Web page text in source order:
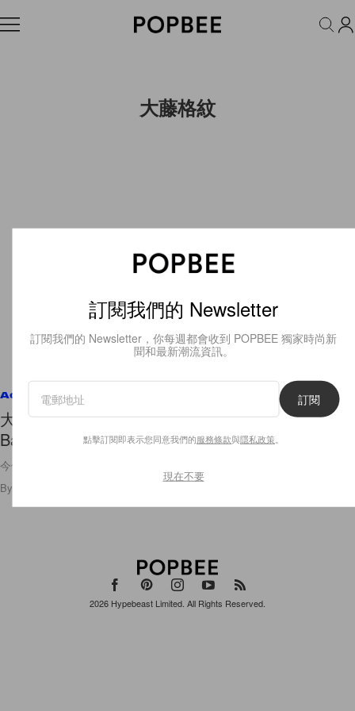
FASHION ACCESSORIES BEAUTY WELLNESS LIFESTYLE
大藤格紋
Accessories
大容量＋設計感：DIOR 又一款焦點手袋 Nolita
Bag，打造成熟知性美！
今個秋冬太多漂釀包款可以選啦～
By
2026 Hypebeast Limited. All Rights Reserved.
訂閱我們的 Newsletter
訂閱我們的 Newsletter，你每週都會收到 POPBEE 獨家時尚新
聞和最新潮流資訊。
訂閱
點擊訂閱即表示您同意我們的服務條款與隱私政策
現在不要